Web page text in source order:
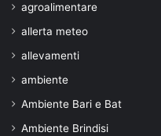
agroalimentare
allerta meteo
allevamenti
ambiente
Ambiente Bari e Bat
Ambiente Brindisi